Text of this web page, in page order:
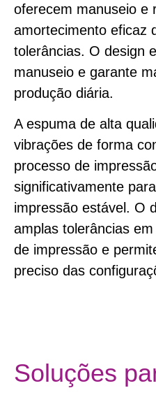
oferecem manuseio e
amortecimento eficaz
tolerâncias. O design
manuseio e garante
produção diária.
A espuma de alta
vibrações de forma
processo de
significativamente
impressão estável. O
amplas tolerâncias
de impressão e
preciso das
Soluções